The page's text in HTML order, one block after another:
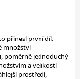
přinesl první díl.
množství
poměrně jednoduchý
a velikostí
prostředí,